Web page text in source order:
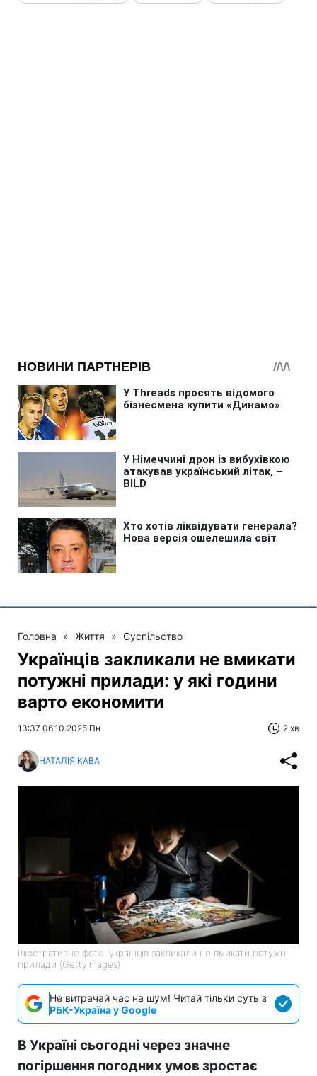
Головна » Життя » Суспільство
Українців закликали не вмикати
потужні прилади: у які години
варто економити
13:37 06.10.2025 Пн 2 хв
НАТАЛІЯ КАВА
Ілюстративне фото: українців закликали не вмикати потужні
прилади (GettyImages)
Не витрачай час на шум! Читай тільки суть з
РБК-Україна у Google
В Україні сьогодні через значне
погіршення погодних умов зростає